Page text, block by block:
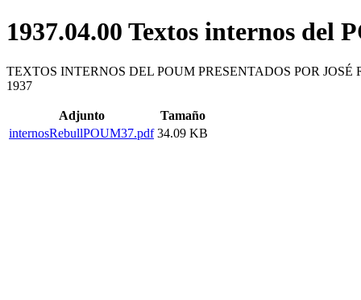
1937.04.00 Textos internos del
TEXTOS INTERNOS DEL POUM PRESENTADOS POR JOSÉ
1937
Adjunto
Tamaño
internosRebullPOUM37.pdf 34.09 KB